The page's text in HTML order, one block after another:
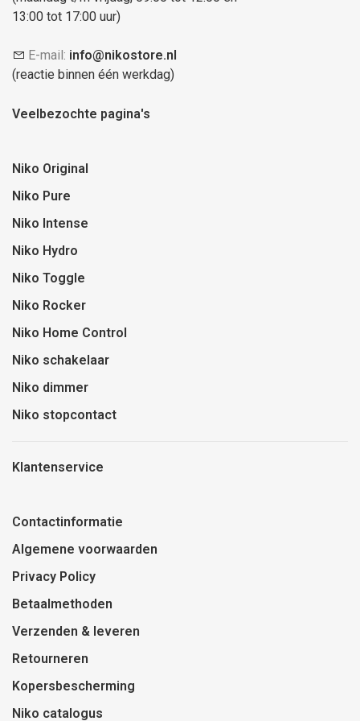
13:00 tot 17:00 uur)
E-mail: info@nikostore.nl
(reactie binnen één werkdag)
Veelbezochte pagina's
Niko Original
Niko Pure
Niko Intense
Niko Hydro
Niko Toggle
Niko Rocker
Niko Home Control
Niko schakelaar
Niko dimmer
Niko stopcontact
Klantenservice
Contactinformatie
Algemene voorwaarden
Privacy Policy
Betaalmethoden
Verzenden & leveren
Retourneren
Kopersbescherming
Niko catalogus